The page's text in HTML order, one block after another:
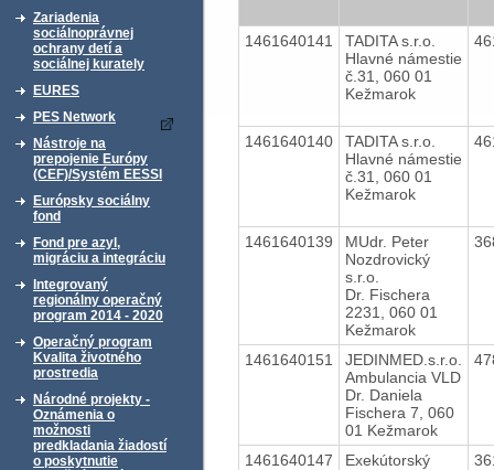
Zariadenia
sociálnoprávnej
ochrany detí a
sociálnej kurately
EURES
PES Network
Nástroje na
prepojenie Európy
(CEF)/Systém EESSI
Európsky sociálny
fond
Fond pre azyl,
migráciu a integráciu
Integrovaný
regionálny operačný
program 2014 - 2020
Operačný program
Kvalita životného
prostredia
Národné projekty -
Oznámenia o
možnosti
predkladania žiadostí
o poskytnutie
1461640141
TADITA s.r.o.
Hlavné námestie
č.31, 060 01
Kežmarok
1461640140
TADITA s.r.o.
Hlavné námestie
č.31, 060 01
Kežmarok
1461640139
MUdr. Peter
Nozdrovický
s.r.o.
Dr. Fischera
2231, 060 01
Kežmarok
1461640151
JEDINMED.s.r.o.
Ambulancia VLD
Dr. Daniela
Fischera 7, 060
01 Kežmarok
1461640147
Exekútorský